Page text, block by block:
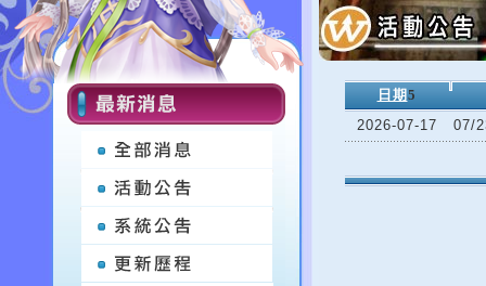
日期 5
2026-07-17
07/